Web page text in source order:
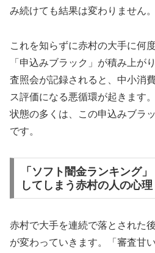
み続けても結果は変わりません。
これを知らずに赤村の大手に何
「申込みブラック」が積み上が
査照会が記録されると、中小消
ス評価になる悪循環が起きます
状態の多くは、この申込みブラ
です。
「ソフト闇金ランキング
してしまう赤村の人の心理
赤村で大手を連続で落とされた
が変わっていきます。「審査甘